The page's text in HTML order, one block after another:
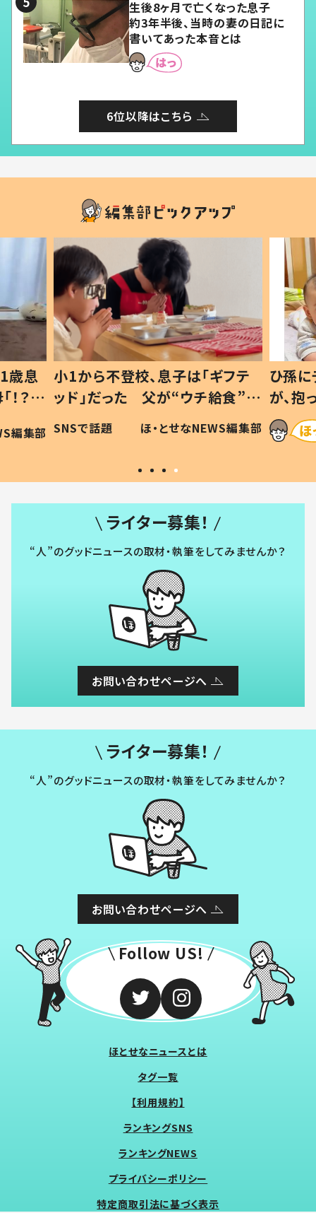
生後8ヶ月で亡くなった息子
約3年半後、当時の妻の日記に
書いてあった本音とは
6位以降はこちら
歳息
？」
編集部
小1から不登校、息子は「ギフテ
ッド」だった 父が“ウチ給食”を
作り続ける理由とは #令和の親
#令和の子
SNSで話題 ほ・とせなNEWS編集部
ひ孫
が、
「涙が
い」
ライター募集！
“人”のグッドニュースの取材・執筆をしてみませんか？
お問い合わせページへ
ライター募集！
“人”のグッドニュースの取材・執筆をしてみませんか？
お問い合わせページへ
Follow US!
ほとせなニュースとは
タグ一覧
【利用規約】
ランキングSNS
ランキングNEWS
プライバシーポリシー
特定商取引法に基づく表示